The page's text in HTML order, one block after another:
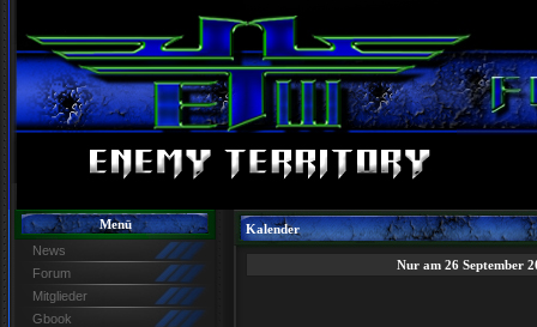
Menü
News
Forum
Mitglieder
Gbook
Kalender
Nur am 26 September